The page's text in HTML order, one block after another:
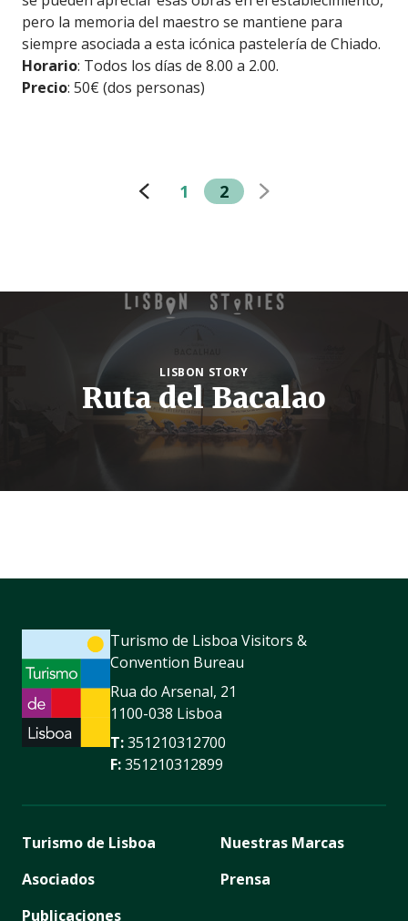
pero la memoria del maestro se mantiene para
siempre asociada a esta icónica pastelería de Chiado.
Horario: Todos los días de 8.00 a 2.00.
Precio: 50€ (dos personas)
1 2
LISBON STORY
Ruta del Bacalao
Turismo de Lisboa Visitors &
Convention Bureau
Rua do Arsenal, 21
1100-038 Lisboa
T:351210312700
F:351210312899
Turismo de Lisboa
Asociados
Publicaciones
Nuestras Marcas
Prensa